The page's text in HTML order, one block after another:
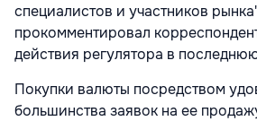
специалистов и участников
прокомментировал
действия регулятора в
Покупки валюты посредством
большинства заявок на ее